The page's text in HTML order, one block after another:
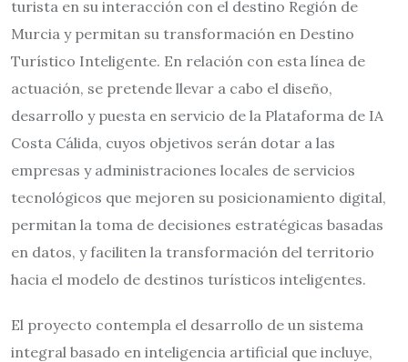
turista en su interacción con el destino Región de
Murcia y permitan su transformación en Destino
Turístico Inteligente. En relación con esta línea de
actuación, se pretende llevar a cabo el diseño,
desarrollo y puesta en servicio de la Plataforma de IA
Costa Cálida, cuyos objetivos serán dotar a las
empresas y administraciones locales de servicios
tecnológicos que mejoren su posicionamiento digital,
permitan la toma de decisiones estratégicas basadas
en datos, y faciliten la transformación del territorio
hacia el modelo de destinos turísticos inteligentes.
El proyecto contempla el desarrollo de un sistema
integral basado en inteligencia artificial que incluye,